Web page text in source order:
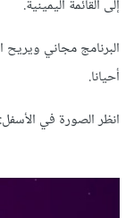
إلى القائمة اليمينية.
البرنامج مجاني
أحيانا.
انظر الصورة في الأسفل: